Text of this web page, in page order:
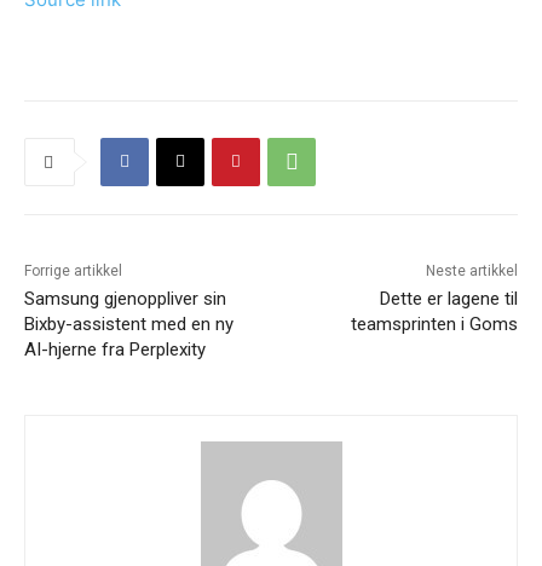
Forrige artikkel
Samsung gjenoppliver sin
Bixby-assistent med en ny
AI-hjerne fra Perplexity
Neste artikkel
Dette er lagene til
teamsprinten i Goms